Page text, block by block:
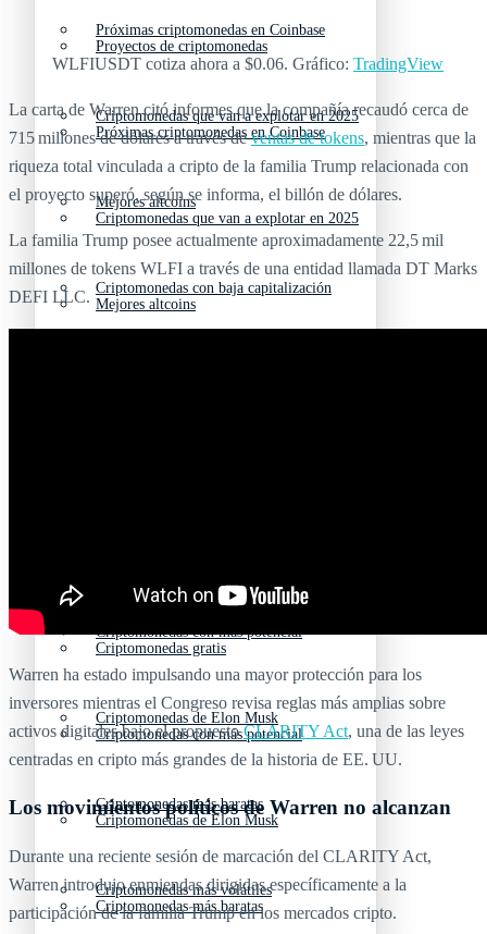
Próximas criptomonedas en Coinbase
Criptomonedas que van a explotar en 2025
Mejores altcoins
Criptomonedas con baja capitalización
Criptomonedas con más potencial
Criptomonedas de Elon Musk
Criptomonedas más baratas
Criptomonedas más volátiles
Proyectos de criptomonedas
Próximas criptomonedas en Coinbase
Criptomonedas que van a explotar en 2025
Mejores altcoins
Criptomonedas gratis
Criptomonedas con más potencial
Criptomonedas de Elon Musk
Criptomonedas más baratas
WLFIUSDT cotiza ahora a $0.06. Gráfico: TradingView
La carta de Warren citó informes que la compañía recaudó cerca de
715 millones de dólares a través deventas de tokens, mientras que la
riqueza total vinculada a cripto de la familia Trump relacionada con
el proyecto superó, según se informa, el billón de dólares.
La familia Trump posee actualmente aproximadamente 22,5 mil
millones de tokens WLFI a través de una entidad llamada DT Marks
DEFI LLC.
Warren ha estado impulsando una mayor protección para los
inversores mientras el Congreso revisa reglas más amplias sobre
activos digitales bajo el propuestoCLARITY Act, una de las leyes
centradas en cripto más grandes de la historia de EE. UU.
Los movimientos políticos de Warren no alcanzan
Durante una reciente sesión de marcación del CLARITY Act,
Warren introdujo enmiendas dirigidas específicamente a la
participación de la familia Trump en los mercados cripto.